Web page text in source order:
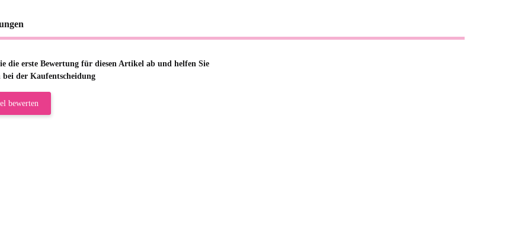
die erste Bewertung für diesen Artikel ab und helfen Sie
bei der Kaufentscheidung
bewerten